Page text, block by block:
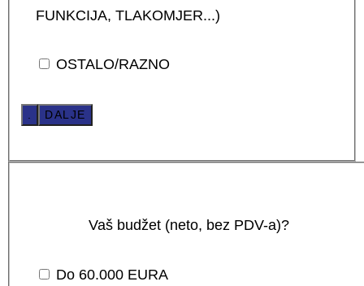
FUNKCIJA, TLAKOMJER...)
OSTALO/RAZNO
DALJE
Vaš budžet (neto, bez PDV-a)?
Do 60.000 EURA